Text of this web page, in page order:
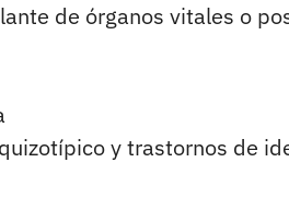
de órganos vitales o
y trastornos de